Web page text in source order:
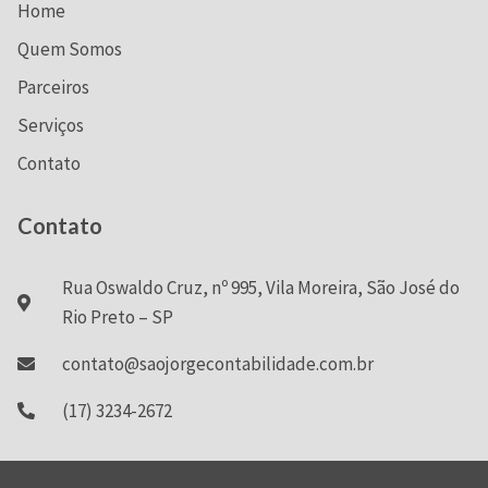
Home
Quem Somos
Parceiros
Serviços
Contato
Contato
Rua Oswaldo Cruz, nº 995, Vila Moreira, São José do
Rio Preto – SP
contato@saojorgecontabilidade.com.br
(17) 3234-2672